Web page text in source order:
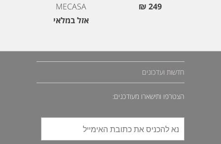
MECASA
אזל במלאי
249 ₪
חדשות ועדכונים
הצטרפו ותישארו מעודכנים: